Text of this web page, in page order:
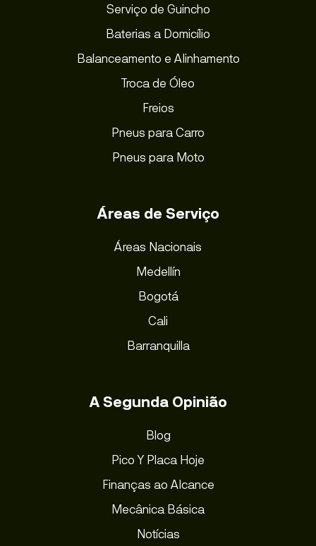
Serviço de Guincho
Baterias a Domicílio
Balanceamento e Alinhamento
Troca de Óleo
Freios
Pneus para Carro
Pneus para Moto
Áreas de Serviço
Áreas Nacionais
Medellín
Bogotá
Cali
Barranquilla
A Segunda Opinião
Blog
Pico Y Placa Hoje
Finanças ao Alcance
Mecânica Básica
Notícias